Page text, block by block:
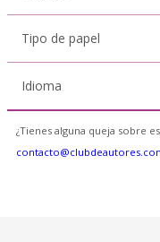
Tipo de papel
Idioma
¿Tienes alguna queja sobre